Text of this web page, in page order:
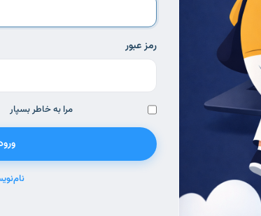
رمز عبور
مرا به خاطر بسپار